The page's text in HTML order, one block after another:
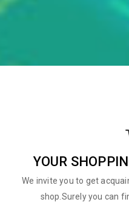
YOUR
We invite you to get
shop.Surely you can